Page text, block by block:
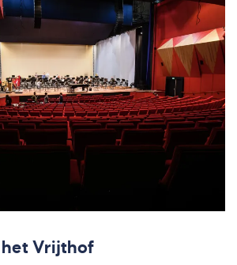
Vrijthof